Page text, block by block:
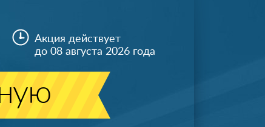
Акция действует
до 08 августа 2026 года